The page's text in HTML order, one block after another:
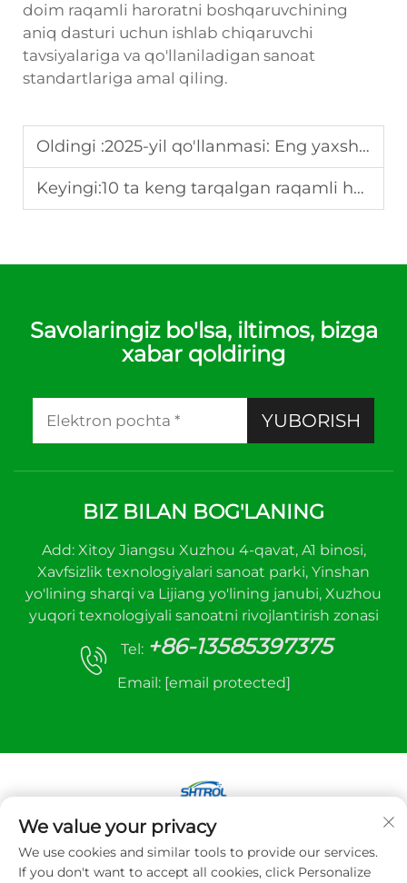
doim raqamli haroratni boshqaruvchining
aniq dasturi uchun ishlab chiqaruvchi
tavsiyalariga va qo'llaniladigan sanoat
standartlariga amal qiling.
Oldingi :2025-yil qo'llanmasi: Eng yaxshi raqamli haroratni boshqaruvchilarning asosiy xususiyatlari
Keyingi:10 ta keng tarqalgan raqamli haroratni boshqaruvchi muammolari va ularning hal etilishi
Savolaringiz bo'lsa, iltimos, bizga
xabar qoldiring
YUBORISH
BIZ BILAN BOG'LANING
Add: Xitoy Jiangsu Xuzhou 4-qavat, A1 binosi,
Xavfsizlik texnologiyalari sanoat parki, Yinshan
yo'lining sharqi va Lijiang yo'lining janubi, Xuzhou
yuqori texnologiyali sanoatni rivojlantirish zonasi
Tel: +86-13585397375
Email: [email protected]
Mualliflik huquqi © 2025 Xuzhou sanhe avtomatik
boshqaruv uskunalari Co.,LTD. Barcha huquqlar
himoyalangan
We value your privacy
We use cookies and similar tools to provide our services.
If you don't want to accept all cookies, click Personalize